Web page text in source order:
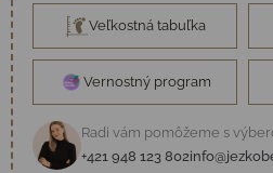
Veľkostná tabuľka
Vernostný program
Radi vám pomôžeme s
+421 948 123 802